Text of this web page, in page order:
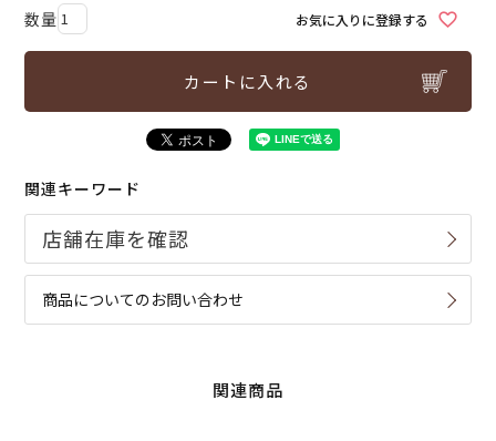
お気に入りに登録する
カートに入れる
関連キーワード
商品についてのお問い合わせ
関連商品